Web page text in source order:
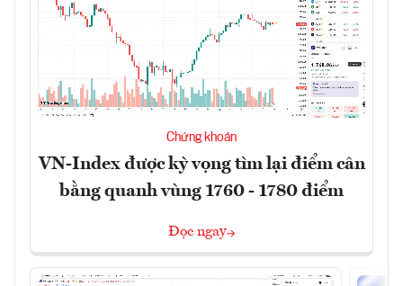
Chứng khoán
VN-Index được kỳ vọng tìm lại điểm cân
bằng quanh vùng 1760 - 1780 điểm
Đọc ngay